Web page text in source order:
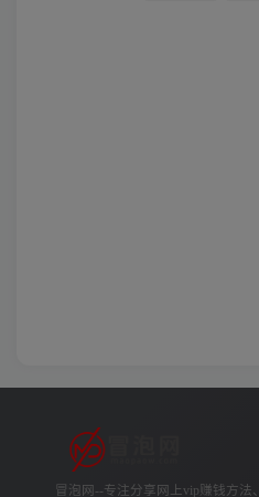
冒泡网--专注分享网上vip赚钱方法